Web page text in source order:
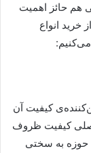
هم حائز اهمیت
که قبل از خرید انواع
کیفیت آن
کیفیت ظروف
حوزه به سختی